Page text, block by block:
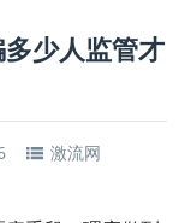
少人监管才
激流网